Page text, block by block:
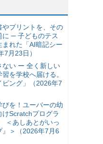
やプリントを、その
に ─ 子どものテス
まれた「AI暗記シー
7月23日）
ない ー 全く新しい
を学校へ届ける。
ピング」（2026年7
びを！ユーバーの幼
けScratchプログラ
＜あしあとがいっ
』＞（2026年7月6